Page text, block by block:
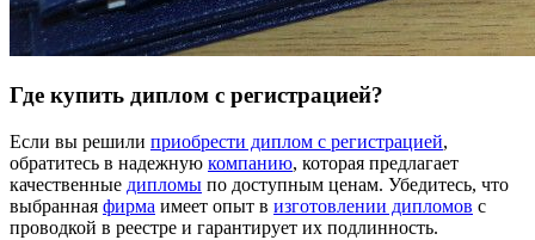
Где купить диплом с регистрацией?
Если вы решили приобрести диплом с регистрацией,
обратитесь в надежную компанию, которая предлагает
качественные дипломы по доступным ценам. Убедитесь, что
выбранная фирма имеет опыт в изготовлении дипломов с
проводкой в реестре и гарантирует их подлинность.